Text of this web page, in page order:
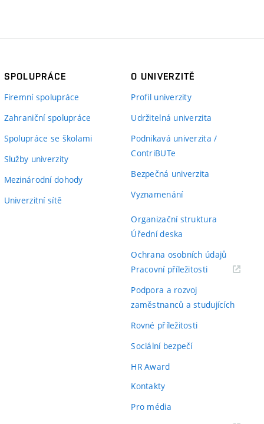
SPOLUPRÁCE
Firemní spolupráce
Zahraniční spolupráce
Spolupráce se školami
Služby univerzity
Mezinárodní dohody
Univerzitní sítě
O UNIVERZITĚ
Profil univerzity
Udržitelná univerzita
Podnikavá univerzita /
ContriBUTe
Bezpečná univerzita
Vyznamenání
Organizační struktura
Úřední deska
Ochrana osobních údajů
Pracovní příležitosti(externí
Podpora a rozvoj
zaměstnanců a studujících
Rovné příležitosti
Sociální bezpečí
HR Award
Kontakty
Pro média